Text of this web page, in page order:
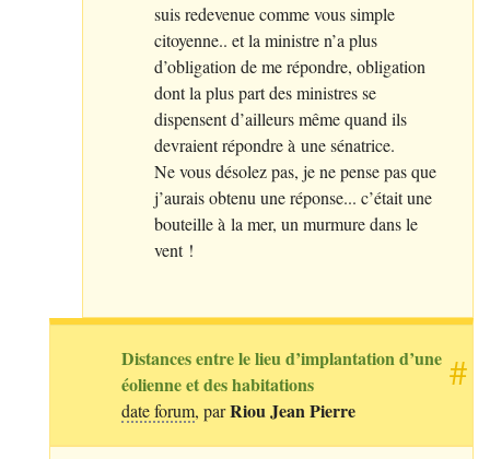
suis redevenue comme vous simple
citoyenne.. et la ministre n’a plus
d’obligation de me répondre, obligation
dont la plus part des ministres se
dispensent d’ailleurs même quand ils
devraient répondre à une sénatrice.
Ne vous désolez pas, je ne pense pas que
j’aurais obtenu une réponse... c’était une
bouteille à la mer, un murmure dans le
vent !
#
Distances entre le lieu d’implantation d’une
éolienne et des habitations
date forum, parRiou Jean Pierre